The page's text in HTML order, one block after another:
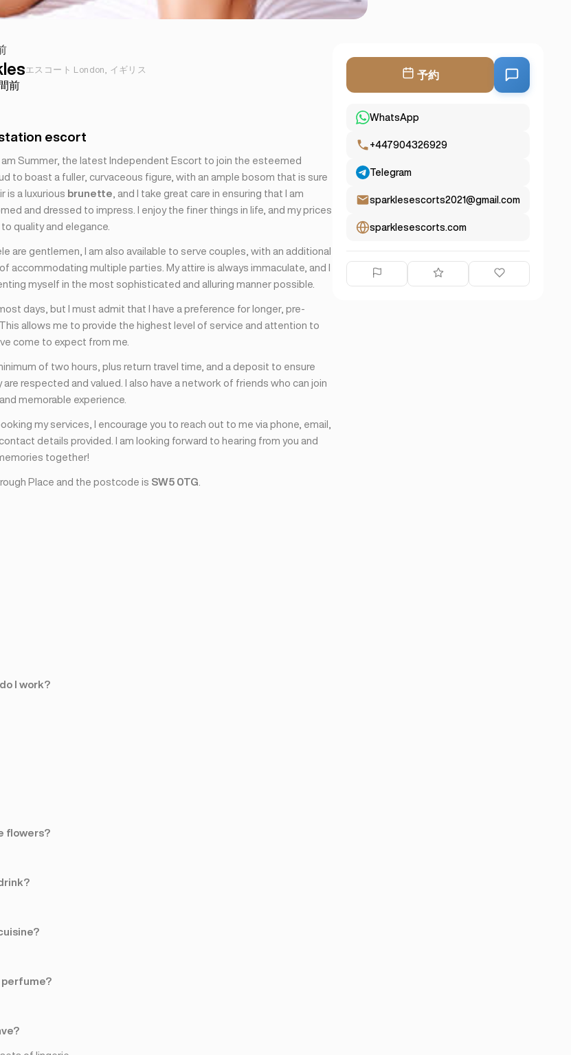
エスコート London, イギリス
前
escort
Summer, the latest Independent Escort to join the esteemed
to boast a fuller, curvaceous figure, with an ample bosom that is sure
is a luxurious brunette , and I take great care in ensuring that I am
and dressed to impress. I enjoy the finer things in life, and my prices
quality and elegance.
are gentlemen, I am also available to serve couples, with an additional
accommodating multiple parties. My attire is always immaculate, and I
myself in the most sophisticated and alluring manner possible.
days, but I must admit that I have a preference for longer, pre-
allows me to provide the highest level of service and attention to
come to expect from me.
of two hours, plus return travel time, and a deposit to ensure
respected and valued. I also have a network of friends who can join
memorable experience.
my services, I encourage you to reach out to me via phone, email,
details provided. I am looking forward to hearing from you and
together!
Place and the postcode is SW5 0TG
I work?
flowers?
perfume?
予約
WhatsApp
+447904326929
Telegram
sparklesescorts2021@gmail.com
sparklesescorts.com